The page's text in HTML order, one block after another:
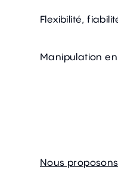
Flexibilité,
Manipulation
Nous